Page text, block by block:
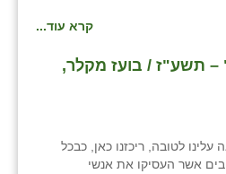
קרא עוד...
– תשע"ז / בועז מקלר,
לטובה, ריכזנו כאן, כבכל
אשר העסיקו את אנשי